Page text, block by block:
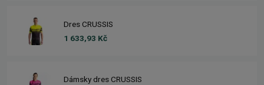
Dres CRUSSIS
1 633,93 Kč
Dámsky dres CRUSSIS